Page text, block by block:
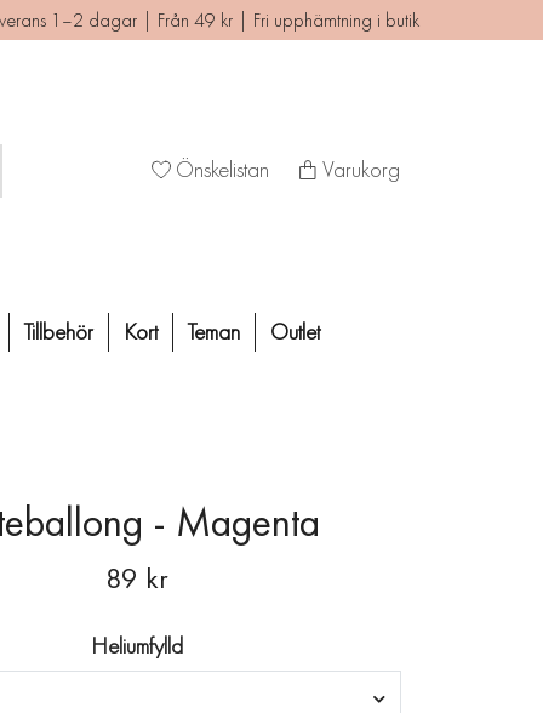
1–2 dagar | Från 49 kr | Fri upphämtning i butik
Önskelistan Varukorg
Tillbehör Kort Teman Outlet
- Magenta
89 kr
Heliumfylld